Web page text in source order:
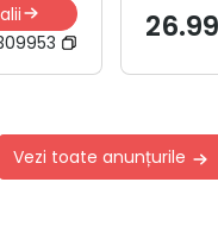
Vezi toate anunțurile